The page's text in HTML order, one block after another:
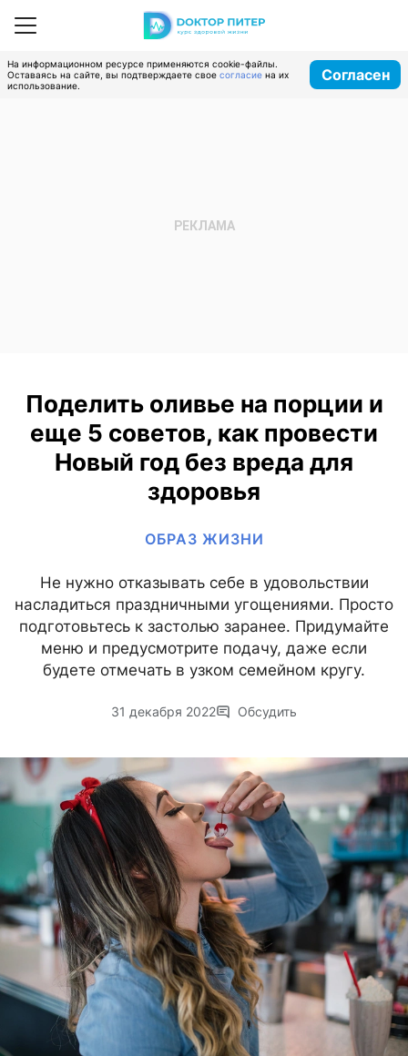
На информационном ресурсе применяются cookie-файлы.
Оставаясь на сайте, вы подтверждаете свое согласие на их
использование.
Согласен
Поделить оливье на порции и
еще 5 советов, как провести
Новый год без вреда для
здоровья
ОБРАЗ ЖИЗНИ
Не нужно отказывать себе в удовольствии
насладиться праздничными угощениями. Просто
подготовьтесь к застолью заранее. Придумайте
меню и предусмотрите подачу, даже если
будете отмечать в узком семейном кругу.
31 декабря 2022 Обсудить